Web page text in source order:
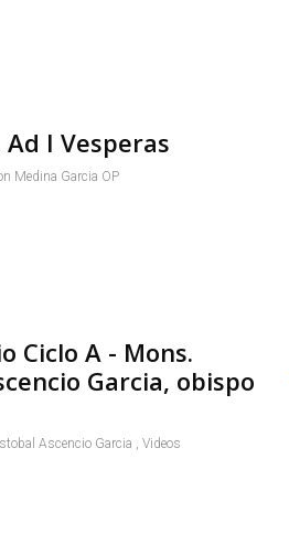
I Vesperas
Medina Garcia OP
Ciclo A - Mons.
Garcia, obispo
Ascencio Garcia , Videos